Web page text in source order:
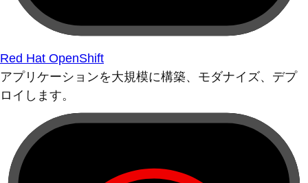
Red Hat OpenShift
アプリケーションを大規模に構築、モダナイズ、デプ
ロイします。